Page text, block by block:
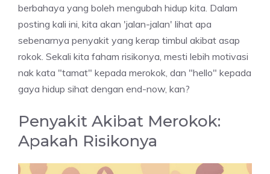
berbahaya yang boleh mengubah hidup kita. Dalam
posting kali ini, kita akan 'jalan-jalan' lihat apa
sebenarnya penyakit yang kerap timbul akibat asap
rokok. Sekali kita faham risikonya, mesti lebih motivasi
nak kata "tamat" kepada merokok, dan "hello" kepada
gaya hidup sihat dengan end-now, kan?
Penyakit Akibat Merokok:
Apakah Risikonya